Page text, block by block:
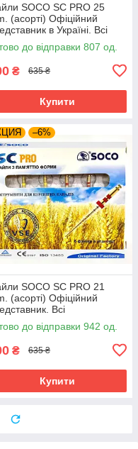
SOCO SC PRO 25
(асорті) Офіційний
в Україні. Всі
Профайли соко
до відправки 807 од.
₴ 635 ₴
Купити
–6%
SOCO SC PRO 21
(асорті) Офіційний
Всі
соко coxo
до відправки 942 од.
₴ 635 ₴
Купити